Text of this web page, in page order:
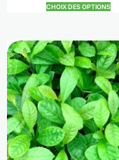
CHOIX DES OPTIONS